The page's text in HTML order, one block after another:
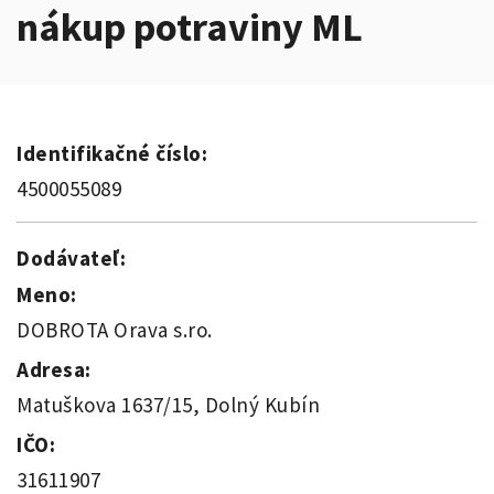
nákup potraviny ML
Identifikačné číslo:
4500055089
Dodávateľ:
Meno:
DOBROTA Orava s.ro.
Adresa:
Matuškova 1637/15, Dolný Kubín
IČO:
31611907